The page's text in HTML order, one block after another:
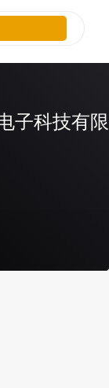
子科技有